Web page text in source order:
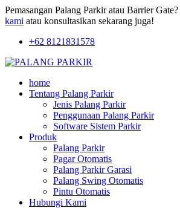
Pemasangan Palang Parkir atau Barrier
kami atau konsultasikan sekarang juga!
+62 8121831578
home
Tentang Palang Parkir
Jenis Palang Parkir
Penggunaan Palang Parkir
Software Sistem Parkir
Produk
Palang Parkir
Pagar Otomatis
Palang Parkir Garasi
Palang Swing Otomatis
Pintu Otomatis
Hubungi Kami